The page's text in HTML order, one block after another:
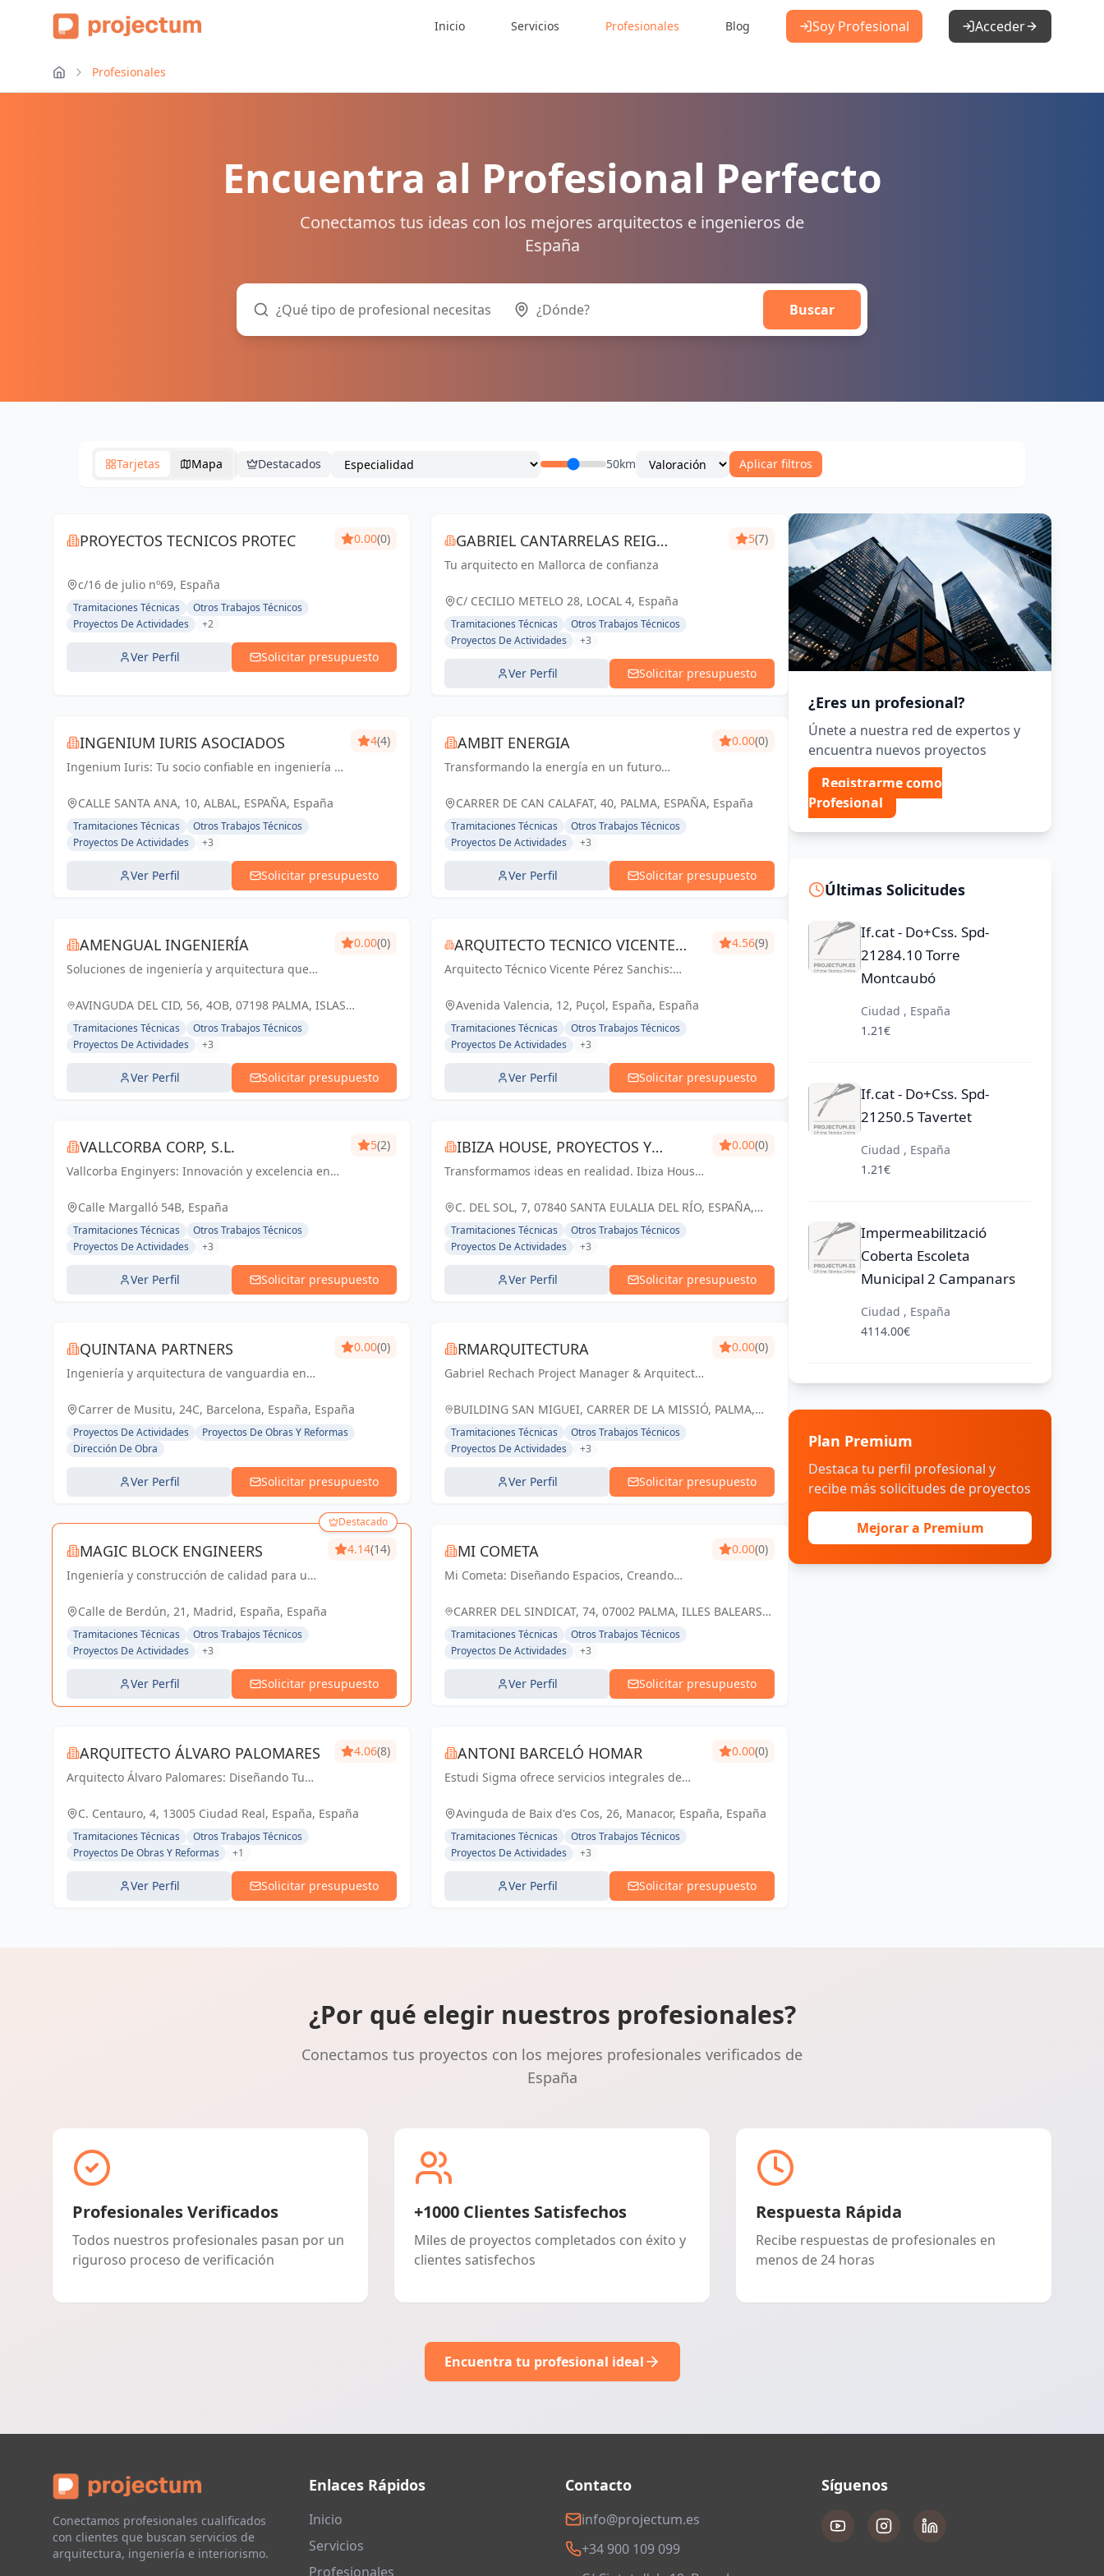
Inicio Servicios Profesionales Blog Soy Profesional Acceder
Profesionales
Encuentra al Profesional Perfecto
Conectamos tus ideas con los mejores arquitectos e ingenieros de
España
Buscar
Tarjetas Mapa Destacados 50km Aplicar filtros
PROYECTOS TECNICOS PROTEC 0.00(0)
c/16 de julio nº69, España
Tramitaciones Técnicas
Otros Trabajos Técnicos
Proyectos De Actividades
+2
Ver Perfil Solicitar presupuesto
GABRIEL CANTARRELAS REIG
ARQUITECTURA
Tu arquitecto en Mallorca de confianza
5(7)
C/ CECILIO METELO 28, LOCAL 4, España
Tramitaciones Técnicas
Otros Trabajos Técnicos
Proyectos De Actividades
+3
Ver Perfil Solicitar presupuesto
INGENIUM IURIS ASOCIADOS
Ingenium Iuris: Tu socio confiable en ingeniería y
profesionales para proyectos exitosos.
4(4)
CALLE SANTA ANA, 10, ALBAL, ESPAÑA, España
Tramitaciones Técnicas
Otros Trabajos Técnicos
Proyectos De Actividades
+3
Ver Perfil Solicitar presupuesto
AMBIT ENERGIA
Transformando la energía en un futuro
0.00(0)
CARRER DE CAN CALAFAT, 40, PALMA, ESPAÑA, España
Tramitaciones Técnicas
Otros Trabajos Técnicos
Proyectos De Actividades
+3
Ver Perfil Solicitar presupuesto
AMENGUAL INGENIERÍA
Soluciones de ingeniería y arquitectura que
0.00(0)
AVINGUDA DEL CID, 56, 4OB, 07198 PALMA, ISLAS
BALEARES, ESPAÑA, España
Tramitaciones Técnicas
Otros Trabajos Técnicos
Proyectos De Actividades
+3
Ver Perfil Solicitar presupuesto
ARQUITECTO TECNICO VICENTE
PÉREZ SANCHIS
Arquitecto Técnico Vicente Pérez Sanchis:
ideas en realidad.
4.56(9)
Avenida Valencia, 12, Puçol, España, España
Tramitaciones Técnicas
Otros Trabajos Técnicos
Proyectos De Actividades
+3
Ver Perfil Solicitar presupuesto
VALLCORBA CORP, S.L.
Vallcorba Enginyers: Innovación y excelencia en
para el futuro.
5(2)
Calle Margalló 54B, España
Tramitaciones Técnicas
Otros Trabajos Técnicos
Proyectos De Actividades
+3
Ver Perfil Solicitar presupuesto
IBIZA HOUSE, PROYECTOS Y
REFORMAS
Transformamos ideas en realidad. Ibiza House,
excepcionales.
0.00(0)
C. DEL SOL, 7, 07840 SANTA EULALIA DEL RÍO, ESPAÑA,
España
Tramitaciones Técnicas
Otros Trabajos Técnicos
Proyectos De Actividades
+3
Ver Perfil Solicitar presupuesto
QUINTANA PARTNERS
Ingeniería y arquitectura de vanguardia en
Construyendo sueños, creando espacios.
0.00(0)
Carrer de Musitu, 24C, Barcelona, España, España
Proyectos De Actividades
Proyectos De Obras Y Reformas
Dirección De Obra
Ver Perfil Solicitar presupuesto
RMARQUITECTURA
Gabriel Rechach Project Manager & Arquitecto
excepcionales, de forma innovadora y
0.00(0)
BUILDING SAN MIGUEI, CARRER DE LA MISSIÓ, PALMA,
ESPAÑA, España
Tramitaciones Técnicas
Otros Trabajos Técnicos
Proyectos De Actividades
+3
Ver Perfil Solicitar presupuesto
Destacado
MAGIC BLOCK ENGINEERS
Ingeniería y construcción de calidad para un
Nueva.
4.14(14)
Calle de Berdún, 21, Madrid, España, España
Tramitaciones Técnicas
Otros Trabajos Técnicos
Proyectos De Actividades
+3
Ver Perfil Solicitar presupuesto
MI COMETA
Mi Cometa: Diseñando Espacios, Creando
0.00(0)
CARRER DEL SINDICAT, 74, 07002 PALMA, ILLES BALEARS,
ESPAÑA, España
Tramitaciones Técnicas
Otros Trabajos Técnicos
Proyectos De Actividades
+3
Ver Perfil Solicitar presupuesto
ARQUITECTO ÁLVARO PALOMARES
Arquitecto Álvaro Palomares: Diseñando Tu
4.06(8)
C. Centauro, 4, 13005 Ciudad Real, España, España
Tramitaciones Técnicas
Otros Trabajos Técnicos
Proyectos De Obras Y Reformas
+1
Ver Perfil Solicitar presupuesto
ANTONI BARCELÓ HOMAR
Estudi Sigma ofrece servicios integrales de
eléctricas hasta energías renovables,
certificación energética y licencias de activ...
0.00(0)
Avinguda de Baix d'es Cos, 26, Manacor, España, España
Tramitaciones Técnicas
Otros Trabajos Técnicos
Proyectos De Actividades
+3
Ver Perfil Solicitar presupuesto
¿Eres un profesional?
Únete a nuestra red de expertos y
encuentra nuevos proyectos
Registrarme como
Profesional
Últimas Solicitudes
If.cat - Do+Css. Spd-
21284.10 Torre
Montcaubó
Ciudad , España
1.21€
If.cat - Do+Css. Spd-
21250.5 Tavertet
Ciudad , España
1.21€
Impermeabilització
Coberta Escoleta
Municipal 2 Campanars
Ciudad , España
4114.00€
Plan Premium
Destaca tu perfil profesional y
recibe más solicitudes de proyectos
Mejorar a Premium
¿Por qué elegir nuestros profesionales?
Conectamos tus proyectos con los mejores profesionales verificados de
España
Profesionales Verificados
Todos nuestros profesionales pasan por un
riguroso proceso de verificación
+1000 Clientes Satisfechos
Miles de proyectos completados con éxito y
clientes satisfechos
Respuesta Rápida
Recibe respuestas de profesionales en
menos de 24 horas
Encuentra tu profesional ideal
Conectamos profesionales cualificados
con clientes que buscan servicios de
arquitectura, ingeniería e interiorismo.
Enlaces Rápidos
Inicio
Servicios
Profesionales
Contacto
info@projectum.es
+34 900 109 099
Síguenos